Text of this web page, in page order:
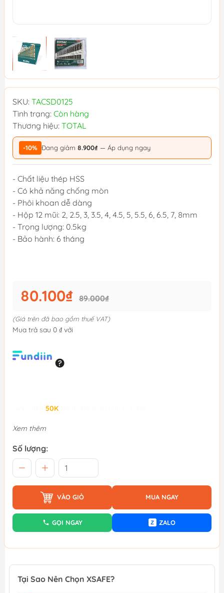
SKU: TACSD0125
Tình trạng: Còn hàng
Thương hiệu: TOTAL
-10% Đang giảm 8.900₫ — Áp dụng ngay
- Chất liệu thép HSS
- Có khả năng chống mòn
- Phôi khoan dễ dàng
- Hộp 12 mũi: 2, 2.5, 3, 3.5, 4, 4.5, 5, 5.5, 6, 6.5, 7, 8mm
- Trọng lượng: 0.5kg
- Bảo hành: 6 tháng
80.100₫ 89.000₫
(Giá trên đã bao gồm thuế VAT)
Mua trả sau 0 ₫ với
50K
Xem thêm
Số lượng:
VÀO GIỎ MUA NGAY
GỌI NGAY Z ZALO
Tại Sao Nên Chọn XSAFE?